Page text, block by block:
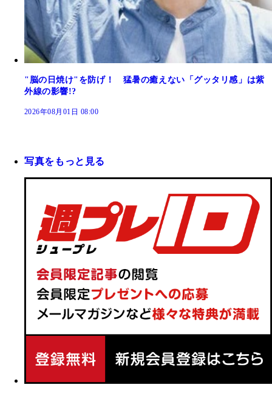
"脳の日焼け"を防げ！ 猛暑の癒えない「グッタリ感」は紫
外線の影響!?
2026年08月01日 08:00
写真をもっと見る